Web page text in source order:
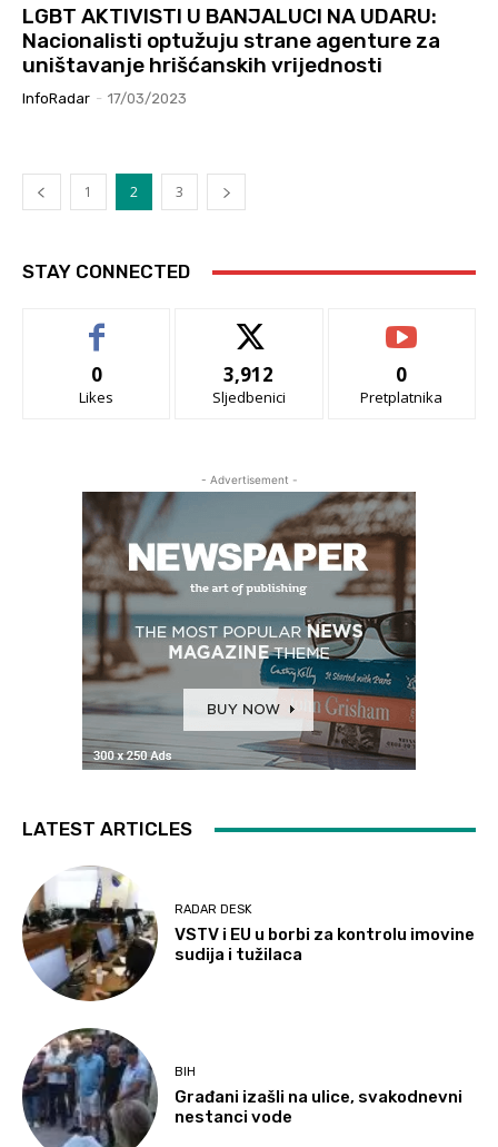
LGBT AKTIVISTI U BANJALUCI NA UDARU:
Nacionalisti optužuju strane agenture za
uništavanje hrišćanskih vrijednosti
InfoRadar - 17/03/2023
1 2 3
STAY CONNECTED
0
Likes
3,912
Sljedbenici
0
Pretplatnika
- Advertisement -
LATEST ARTICLES
RADAR DESK
VSTV i EU u borbi za kontrolu imovine
sudija i tužilaca
BIH
Građani izašli na ulice, svakodnevni
nestanci vode